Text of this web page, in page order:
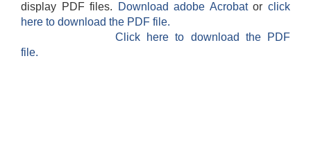
display PDF files.
Download adobe Acrobatorclick
here to download the PDF file.
Click here to download the PDF
file.